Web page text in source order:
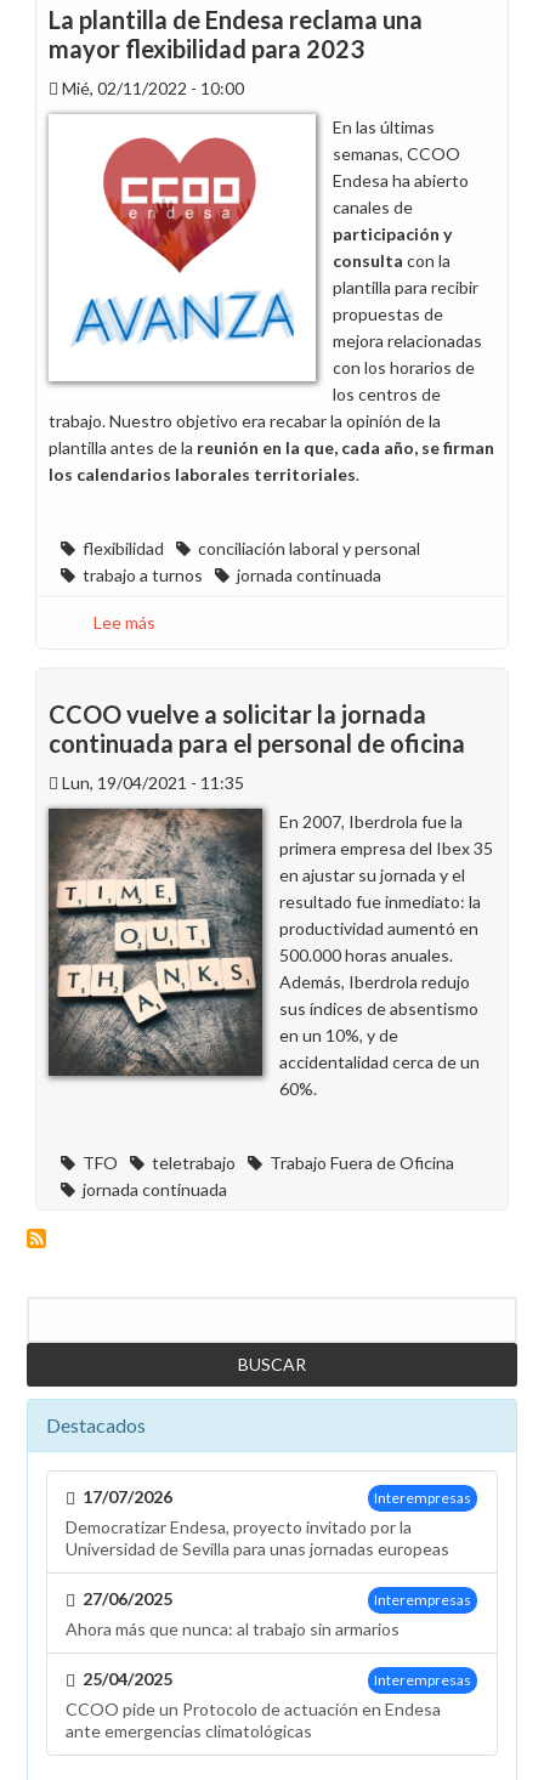
calendarios
laborales
de
2024
en
Aragón
La plantilla de Endesa reclama una
mayor flexibilidad para 2023
Mié, 02/11/2022 - 10:00
En las últimas
semanas, CCOO
Endesa ha abierto
canales de
participación y
consulta con la
plantilla para recibir
propuestas de
mejora relacionadas
con los horarios de
los centros de
trabajo. Nuestro objetivo era recabar la opinión de la
plantilla antes de la reunión en la que, cada año, se firman
los calendarios laborales territoriales.
flexibilidad
conciliación laboral y personal
trabajo a turnos
jornada continuada
Lee más
de
Endesa
reclama
una
mayor
flexibilidad
para
2023
CCOO vuelve a solicitar la jornada
continuada para el personal de oficina
Lun, 19/04/2021 - 11:35
En 2007, Iberdrola fue la
primera empresa del Ibex 35
en ajustar su jornada y el
resultado fue inmediato: la
productividad aumentó en
500.000 horas anuales.
Además, Iberdrola redujo
sus índices de absentismo
en un 10%, y de
accidentalidad cerca de un
60%.
TFO teletrabajo
Trabajo Fuera de Oficina
jornada continuada
Destacados
Interempresas
17/07/2026
Democratizar Endesa, proyecto invitado por la
Universidad de Sevilla para unas jornadas europeas
Interempresas
27/06/2025
Ahora más que nunca: al trabajo sin armarios
Interempresas
25/04/2025
CCOO pide un Protocolo de actuación en Endesa
ante emergencias climatológicas